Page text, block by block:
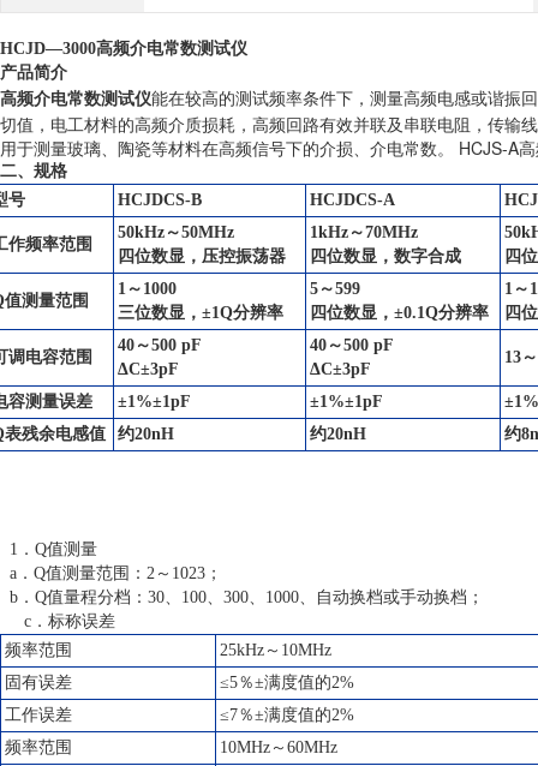
HCJD—3000高频介电常数测试仪
产品简介
高频介电常数测试仪能在较高的测试频率条件下，测量高频电感或谐振
切值，电工材料的高频介质损耗，高频回路有效并联及串联电阻，传输
用于测量玻璃、陶瓷等材料在高频信号下的介损、介电常数。 HCJS-A
二、规格
号
HCJDCS-B HCJDCS-A
作频率范围
50kHz～50MHz
四位数显，压控振荡器
1kHz～70MHz
四位数显，数字合成
四
值测量范围
1～1000
三位数显，±1Q分辨率
5～599
四位数显，±0.1Q分辨率
1～
四
调电容范围
40～500 pF
ΔC±3pF
40～500 pF
ΔC±3pF
13
容测量误差 ±1%±1pF ±1%±1pF
表残余电感值
约20nH 约20nH 约
1．Q值测量
a．Q值测量范围：2～1023；
b．Q值量程分档：30、100、300、1000、自动换档或手动换档；
c．标称误差
频率范围
25kHz～10MHz
固有误差
≤5％±满度值的2%
工作误差
≤7％±满度值的2%
频率范围
10MHz～60MHz